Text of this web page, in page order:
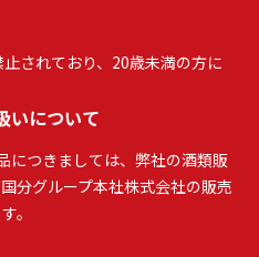
されており、20歳未満の方に
いについて
につきましては、弊社の酒類販
分グループ本社株式会社の販売
。